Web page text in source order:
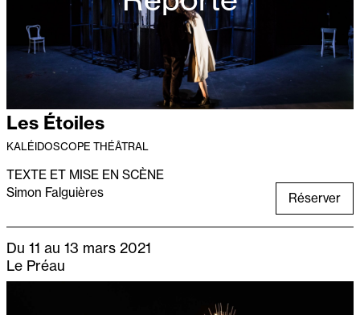
Les Étoiles
KALÉIDOSCOPE THÉÂTRAL
TEXTE ET MISE EN SCÈNE
Simon Falguières
Réserver
Du 11 au 13 mars 2021
Le Préau